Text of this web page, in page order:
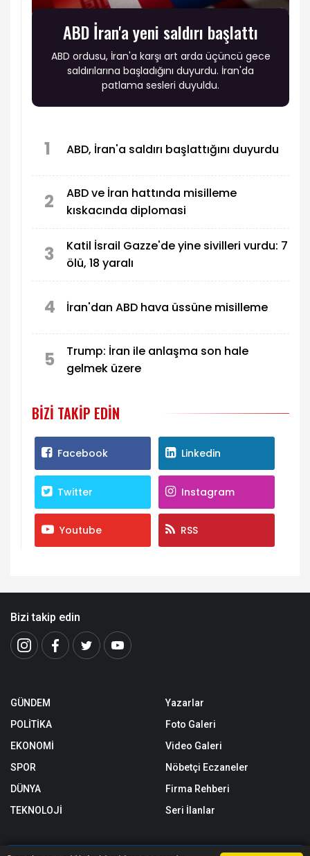
ABD İran'a yeni saldırı başlattı
ABD ordusu, İran'a karşı art arda üçüncü gece
saldırılarına başladığını duyurdu. İran'da
patlama sesleri duyuldu.
1 ABD, İran'a saldırı başlattığını duyurdu
2
ABD ve İran hattında misilleme
kıskacında diplomasi
3
Katil İsrail Gazze'de yine sivilleri vurdu: 7
ölü, 18 yaralı
4 İran'dan ABD hava üssüne misilleme
5
Trump: İran ile anlaşma son hale
gelmek üzere
BIZI TAKIP EDIN
Facebook Linkedin
Twitter Instagram
Youtube RSS
Bizi takip edin
GÜNDEM
POLİTİKA
EKONOMİ
SPOR
DÜNYA
TEKNOLOJİ
Yazarlar
Foto Galeri
Video Galeri
Nöbetçi Eczaneler
Firma Rehberi
Seri İlanlar